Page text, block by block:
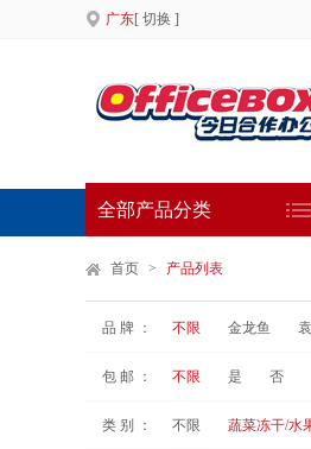
广东[ 切换 ]
全部产品分类
首页 > 产品列表
品 牌 ： 不限 金龙鱼
包 邮 ： 不限 是 否
类 别 ： 不限 蔬菜冻干/水